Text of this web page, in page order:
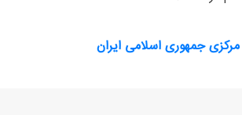
جمهوری اسلامی ایران